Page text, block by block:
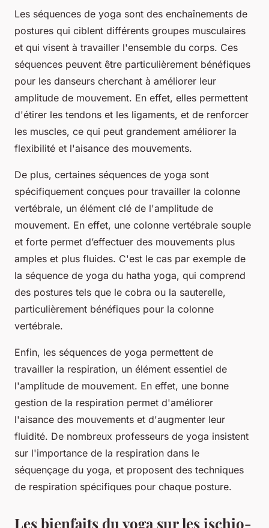
Les séquences de yoga sont des enchaînements de
postures qui ciblent différents groupes musculaires
et qui visent à travailler l'ensemble du corps. Ces
séquences peuvent être particulièrement bénéfiques
pour les danseurs cherchant à améliorer leur
amplitude de mouvement. En effet, elles permettent
d'étirer les tendons et les ligaments, et de renforcer
les muscles, ce qui peut grandement améliorer la
flexibilité et l'aisance des mouvements.
De plus, certaines séquences de yoga sont
spécifiquement conçues pour travailler la colonne
vertébrale, un élément clé de l'amplitude de
mouvement. En effet, une colonne vertébrale souple
et forte permet d’effectuer des mouvements plus
amples et plus fluides. C'est le cas par exemple de
la séquence de yoga du hatha yoga, qui comprend
des postures tels que le cobra ou la sauterelle,
particulièrement bénéfiques pour la colonne
vertébrale.
Enfin, les séquences de yoga permettent de
travailler la respiration, un élément essentiel de
l'amplitude de mouvement. En effet, une bonne
gestion de la respiration permet d'améliorer
l'aisance des mouvements et d'augmenter leur
fluidité. De nombreux professeurs de yoga insistent
sur l'importance de la respiration dans le
séquençage du yoga, et proposent des techniques
de respiration spécifiques pour chaque posture.
Les bienfaits du yoga sur les ischio-